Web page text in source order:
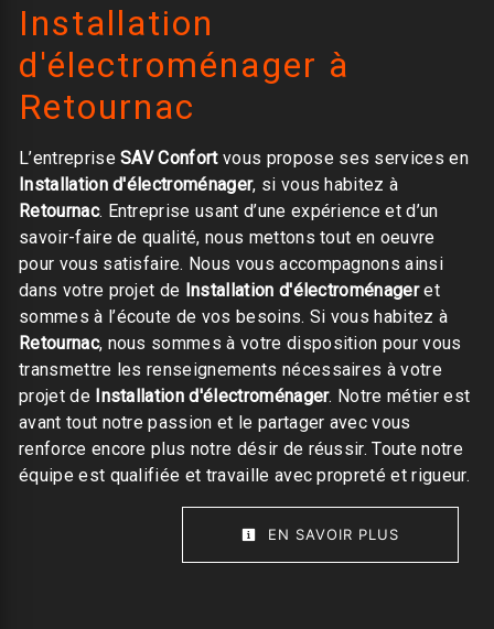
Installation
d'électroménager à
Retournac
L’entrepriseSAV Confortvous propose ses services en
Installation d'électroménager, si vous habitez à
Retournac. Entreprise usant d’une expérience et d’un
savoir-faire de qualité, nous mettons tout en oeuvre
pour vous satisfaire. Nous vous accompagnons ainsi
dans votre projet de Installation d'électroménageret
sommes à l’écoute de vos besoins. Si vous habitez à
Retournac, nous sommes à votre disposition pour vous
transmettre les renseignements nécessaires à votre
projet de Installation d'électroménager. Notre métier est
avant tout notre passion et le partager avec vous
renforce encore plus notre désir de réussir. Toute notre
équipe est qualifiée et travaille avec propreté et rigueur.
EN SAVOIR PLUS